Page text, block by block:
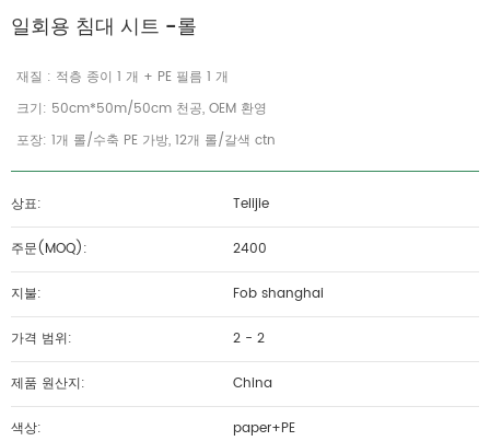
일회용 침대 시트 -롤
재질 : 적층 종이 1 개 + PE 필름 1 개
크기: 50cm*50m/50cm 천공, OEM 환영
포장: 1개 롤/수축 PE 가방, 12개 롤/갈색 ctn
상표: Telijie
주문(MOQ): 2400
지불: Fob shanghai
가격 범위: 2 - 2
제품 원산지: China
색상: paper+PE